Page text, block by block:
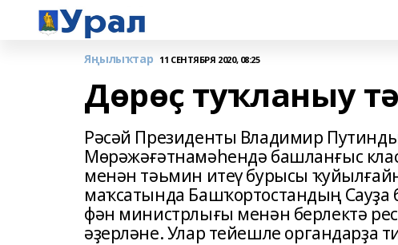
Яңылыҡтар 11 СЕНТЯБРЯ 2020, 08:25
Дөрөҫ туҡланыу
Рәсәй Президенты Владимир
Мөрәжәғәтнамәһендә башланғыс
менән тәьмин итеү бурысы
маҡсатында Башҡортостандың
фән министрлығы менән берлектә
әҙерләне. Улар тейешле органдарҙа